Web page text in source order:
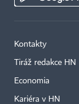
Kontakty
Tiráž redakce HN
Economia
Kariéra v HN